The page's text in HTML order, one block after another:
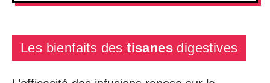
Les bienfaits destisanes digestives